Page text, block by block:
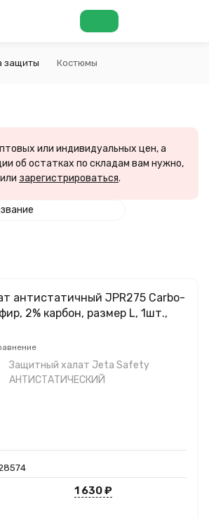
защиты Костюмы
или индивидуальных цен, а
об остатках по складам вам нужно,
или зарегистрироваться.
покупателей
антистатичный JPR275 Carbo-
2% карбон, размер L, 1шт.,
Защитный халат Jeta Safety
АНТИСТАТИЧЕСКИЙ
1 630₽